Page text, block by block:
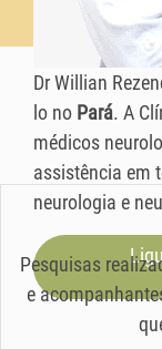
Dr Willian
lo no Pará. A
médicos
assistência em
neurologia e
Pesquisas
e